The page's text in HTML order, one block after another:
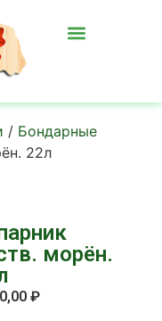
/ Бондарные
22л
морён.
₽